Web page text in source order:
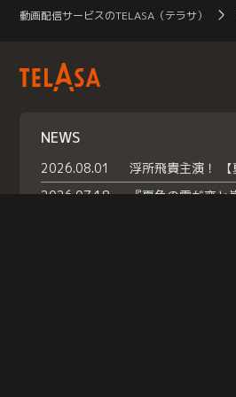
動画配信サービスのTELASA（テラサ）
NEWS
2026.08.01
2026.07.18